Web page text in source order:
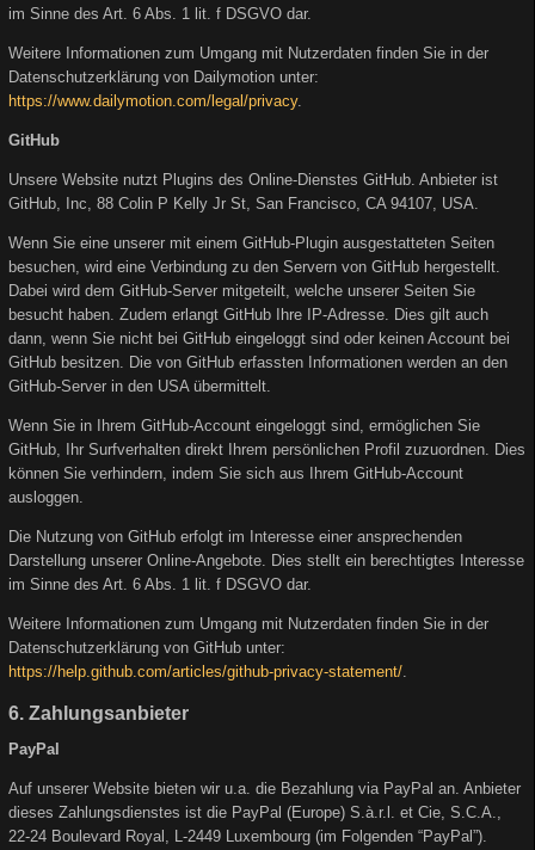
im Sinne des Art. 6 Abs. 1 lit. f DSGVO dar.
Weitere Informationen zum Umgang mit Nutzerdaten finden Sie in der
Datenschutzerklärung von Dailymotion unter:
https://www.dailymotion.com/legal/privacy.
GitHub
Unsere Website nutzt Plugins des Online-Dienstes GitHub. Anbieter ist
GitHub, Inc, 88 Colin P Kelly Jr St, San Francisco, CA 94107, USA.
Wenn Sie eine unserer mit einem GitHub-Plugin ausgestatteten Seiten
besuchen, wird eine Verbindung zu den Servern von GitHub hergestellt.
Dabei wird dem GitHub-Server mitgeteilt, welche unserer Seiten Sie
besucht haben. Zudem erlangt GitHub Ihre IP-Adresse. Dies gilt auch
dann, wenn Sie nicht bei GitHub eingeloggt sind oder keinen Account bei
GitHub besitzen. Die von GitHub erfassten Informationen werden an den
GitHub-Server in den USA übermittelt.
Wenn Sie in Ihrem GitHub-Account eingeloggt sind, ermöglichen Sie
GitHub, Ihr Surfverhalten direkt Ihrem persönlichen Profil zuzuordnen. Dies
können Sie verhindern, indem Sie sich aus Ihrem GitHub-Account
ausloggen.
Die Nutzung von GitHub erfolgt im Interesse einer ansprechenden
Darstellung unserer Online-Angebote. Dies stellt ein berechtigtes Interesse
im Sinne des Art. 6 Abs. 1 lit. f DSGVO dar.
Weitere Informationen zum Umgang mit Nutzerdaten finden Sie in der
Datenschutzerklärung von GitHub unter:
https://help.github.com/articles/github-privacy-statement/
6. Zahlungsanbieter
PayPal
Auf unserer Website bieten wir u.a. die Bezahlung via PayPal an. Anbieter
dieses Zahlungsdienstes ist die PayPal (Europe) S.à.r.l. et Cie, S.C.A.,
22-24 Boulevard Royal, L-2449 Luxembourg (im Folgenden “PayPal”).